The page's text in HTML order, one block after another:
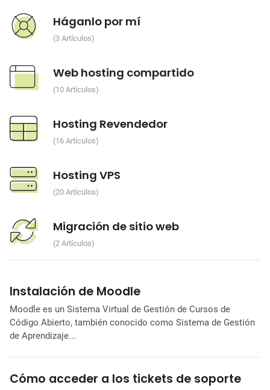
Háganlo por mí
3 Artículos
Web hosting compartido
10 Artículos
Hosting Revendedor
16 Artículos
Hosting VPS
20 Artículos
Migración de sitio web
2 Artículos
Instalación de Moodle
Moodle es un Sistema Virtual de Gestión de Cursos de
Código Abierto, también conocido como Sistema de Gestión
de Aprendizaje...
Cómo acceder a los tickets de soporte